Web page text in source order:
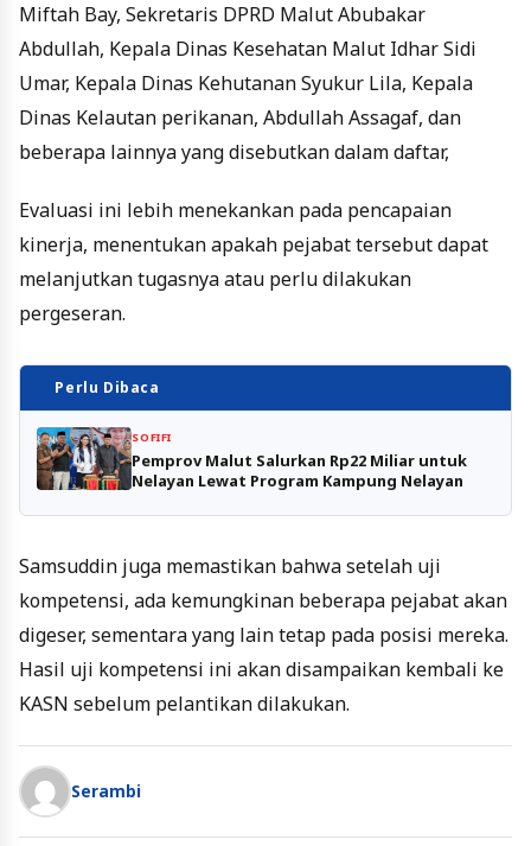
Miftah Bay, Sekretaris DPRD Malut Abubakar
Abdullah, Kepala Dinas Kesehatan Malut Idhar Sidi
Umar, Kepala Dinas Kehutanan Syukur Lila, Kepala
Dinas Kelautan perikanan, Abdullah Assagaf, dan
beberapa lainnya yang disebutkan dalam daftar,
Evaluasi ini lebih menekankan pada pencapaian
kinerja, menentukan apakah pejabat tersebut dapat
melanjutkan tugasnya atau perlu dilakukan
pergeseran.
Perlu Dibaca
SOFIFI
Pemprov Malut Salurkan Rp22 Miliar untuk
Nelayan Lewat Program Kampung Nelayan
Samsuddin juga memastikan bahwa setelah uji
kompetensi, ada kemungkinan beberapa pejabat akan
digeser, sementara yang lain tetap pada posisi mereka.
Hasil uji kompetensi ini akan disampaikan kembali ke
KASN sebelum pelantikan dilakukan.
Serambi